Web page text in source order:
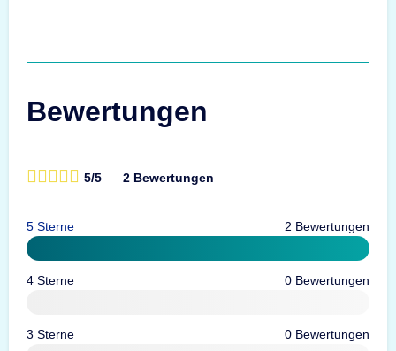
Bewertungen
5/5 2 Bewertungen
5 Sterne 2 Bewertungen
4 Sterne 0 Bewertungen
3 Sterne 0 Bewertungen